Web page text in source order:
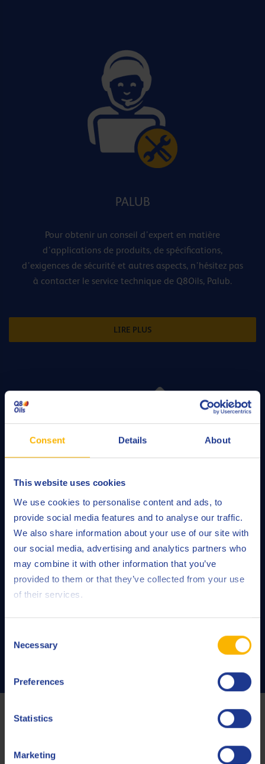
Consent Details About
This website uses cookies
We use cookies to personalise content and ads, to
provide social media features and to analyse our traffic.
We also share information about your use of our site with
our social media, advertising and analytics partners who
may combine it with other information that you’ve
provided to them or that they’ve collected from your use
of their services.
Selection
Necessary
Preferences
Statistics
Marketing
PALUB
Pour obtenir un conseil d’expert en matière
d’applications de produits, de spécifications,
d’exigences de sécurité et autres aspects, n’hésitez pas
à contacter le service technique de Q8Oils, Palub.
LIRE PLUS
QRAS
Notre service Q8 Routine Analysis Service (QRAS) vous
permet d’obtenir un rapport détaillé et fiable sur l’état
Derniers articles consacrés aux